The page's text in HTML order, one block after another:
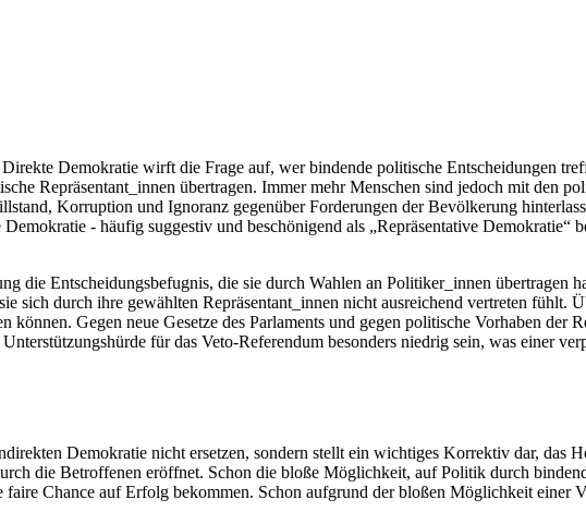
Demokratie wirft die Frage auf, wer bindende politische Entscheidungen
Repräsentant_innen übertragen. Immer mehr Menschen sind jedoch mit den
Korruption und Ignoranz gegenüber Forderungen der Bevölkerung
- häufig suggestiv und beschönigend als „Repräsentative Demokratie“
die Entscheidungsbefugnis, die sie durch Wahlen an Politiker_innen übertragen
sich durch ihre gewählten Repräsentant_innen nicht ausreichend vertreten
Gegen neue Gesetze des Parlaments und gegen politische Vorhaben der
für das Veto-Referendum besonders niedrig sein, was einer
Demokratie nicht ersetzen, sondern stellt ein wichtiges Korrektiv dar, das
die Betroffenen eröffnet. Schon die bloße Möglichkeit, auf Politik durch
Chance auf Erfolg bekommen. Schon aufgrund der bloßen Möglichkeit einer